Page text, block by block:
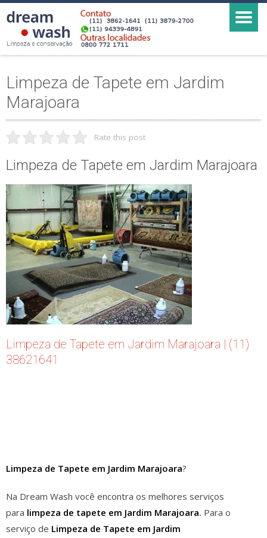
Limpeza de Tapete em Jardim
Marajoara
Rate this post
Limpeza de Tapete em Jardim Marajoara
Limpeza de Tapete em Jardim Marajoara | (11)
38621641
Limpeza de Tapete em Jardim Marajoara?
Na Dream Wash você encontra os melhores serviços
para limpeza de tapete em Jardim Marajoara. Para o
serviço de Limpeza de Tapete em Jardim